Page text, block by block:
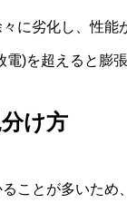
に劣化し、性
)を超えると膨
け方
ことが多いた